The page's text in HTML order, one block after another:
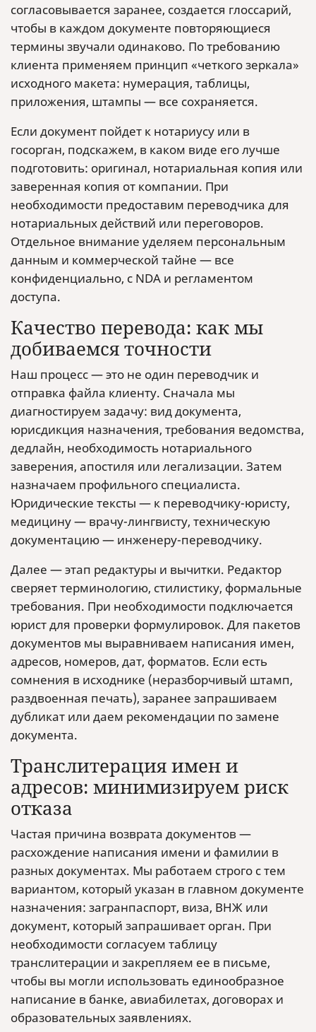
согласовывается заранее, создается глоссарий,
чтобы в каждом документе повторяющиеся
термины звучали одинаково. По требованию
клиента применяем принцип «четкого зеркала»
исходного макета: нумерация, таблицы,
приложения, штампы — все сохраняется.
Если документ пойдет к нотариусу или в
госорган, подскажем, в каком виде его лучше
подготовить: оригинал, нотариальная копия или
заверенная копия от компании. При
необходимости предоставим переводчика для
нотариальных действий или переговоров.
Отдельное внимание уделяем персональным
данным и коммерческой тайне — все
конфиденциально, с NDA и регламентом
доступа.
Качество перевода: как мы
добиваемся точности
Наш процесс — это не один переводчик и
отправка файла клиенту. Сначала мы
диагностируем задачу: вид документа,
юрисдикция назначения, требования ведомства,
дедлайн, необходимость нотариального
заверения, апостиля или легализации. Затем
назначаем профильного специалиста.
Юридические тексты — к переводчику-юристу,
медицину — врачу-лингвисту, техническую
документацию — инженеру-переводчику.
Далее — этап редактуры и вычитки. Редактор
сверяет терминологию, стилистику, формальные
требования. При необходимости подключается
юрист для проверки формулировок. Для пакетов
документов мы выравниваем написания имен,
адресов, номеров, дат, форматов. Если есть
сомнения в исходнике (неразборчивый штамп,
раздвоенная печать), заранее запрашиваем
дубликат или даем рекомендации по замене
документа.
Транслитерация имен и
адресов: минимизируем риск
отказа
Частая причина возврата документов —
расхождение написания имени и фамилии в
разных документах. Мы работаем строго с тем
вариантом, который указан в главном документе
назначения: загранпаспорт, виза, ВНЖ или
документ, который запрашивает орган. При
необходимости согласуем таблицу
транслитерации и закрепляем ее в письме,
чтобы вы могли использовать единообразное
написание в банке, авиабилетах, договорах и
образовательных заявлениях.